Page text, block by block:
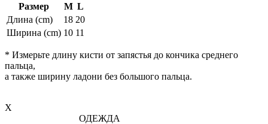
Размер
M L
Длина (cm)
18 20
Ширина (cm) 10 11
* Измерьте длину кисти от запястья до кончика среднего
пальца,
а также ширину ладони без большого пальца.
X
ОДЕЖДА